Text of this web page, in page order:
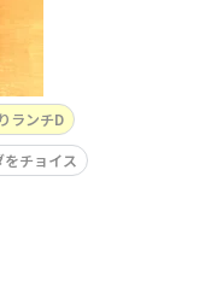
ランチD
チョイス